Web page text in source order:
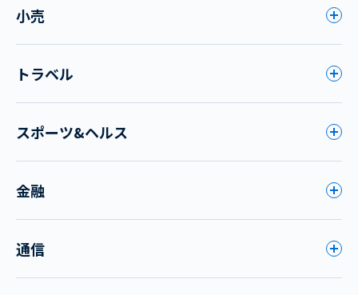
小売
トラベル
スポーツ&ヘルス
金融
通信